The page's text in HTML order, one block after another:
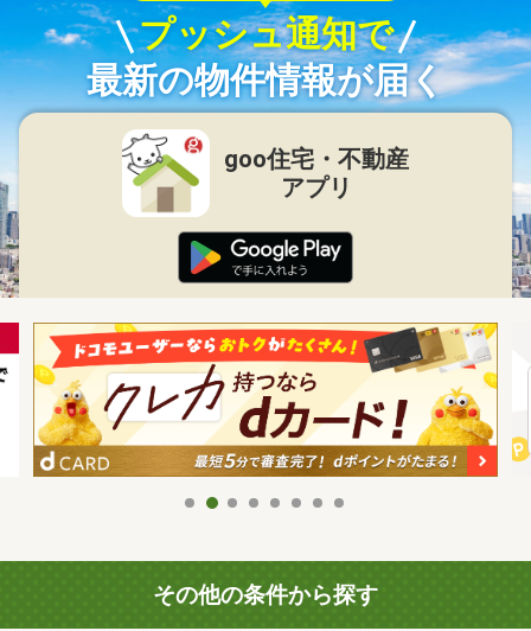
プッシュ通知で
最新の物件情報が届く
goo住宅・不動産
アプリ
その他の条件から探す